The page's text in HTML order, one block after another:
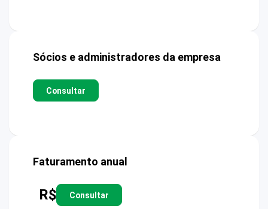
Sócios e administradores da empresa
Consultar
Faturamento anual
R$ Consultar